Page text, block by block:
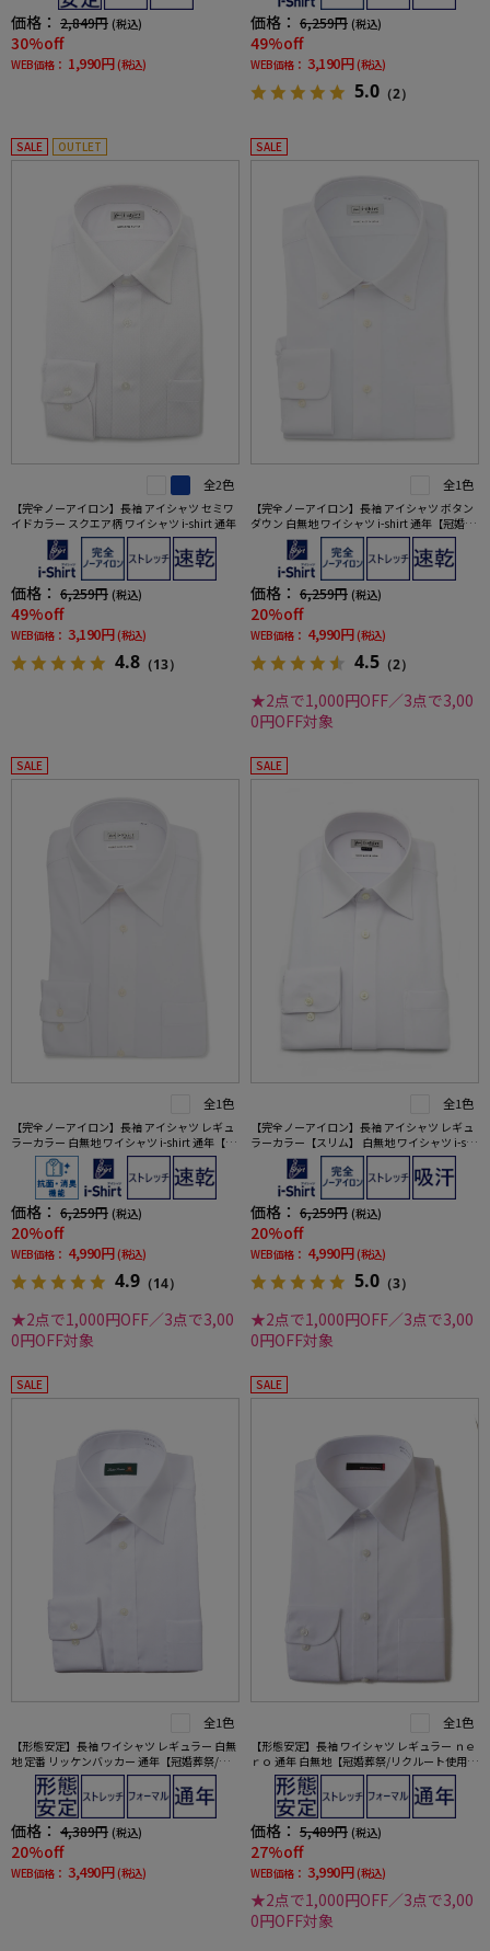
価格： 2,849円 (税込)
30%off
WEB価格： 1,990円 (税込)
価格： 6,259円 (税込)
49%off
WEB価格： 3,190円 (税込)
5.0 （2）
SALE OUTLET
全2色
【完全ノーアイロン】長袖 アイシャツ セミワ
イドカラー スクエア柄 ワイシャツ i-shirt 通年
価格： 6,259円 (税込)
49%off
WEB価格： 3,190円 (税込)
4.8 （13）
SALE
全1色
【完全ノーアイロン】長袖 アイシャツ ボタン
ダウン 白無地 ワイシャツ i-shirt 通年【冠婚葬
祭/リクルート使用可】
価格： 6,259円 (税込)
20%off
WEB価格： 4,990円 (税込)
4.5 （2）
★2点で1,000円OFF／3点で3,00
0円OFF対象
SALE
全1色
【完全ノーアイロン】長袖 アイシャツ レギュ
ラーカラー 白無地 ワイシャツ i-shirt 通年【冠
婚葬祭/リクルート使用可】
価格： 6,259円 (税込)
20%off
WEB価格： 4,990円 (税込)
4.9 （14）
★2点で1,000円OFF／3点で3,00
0円OFF対象
SALE
全1色
【完全ノーアイロン】長袖 アイシャツ レギュ
ラーカラー【スリム】 白無地 ワイシャツ i-shi
rt 通年【冠婚葬祭/リクルート使用可】
価格： 6,259円 (税込)
20%off
WEB価格： 4,990円 (税込)
5.0 （3）
★2点で1,000円OFF／3点で3,00
0円OFF対象
SALE
全1色
【形態安定】長袖 ワイシャツ レギュラー 白無
地 定番 リッケンバッカー 通年【冠婚葬祭/リ
クルート使用可】
価格： 4,389円 (税込)
20%off
WEB価格： 3,490円 (税込)
SALE
全1色
【形態安定】長袖 ワイシャツ レギュラー ｎｅ
ｒｏ 通年 白無地【冠婚葬祭/リクルート使用
価格： 5,489円 (税込)
27%off
WEB価格： 3,990円 (税込)
★2点で1,000円OFF／3点で3,00
0円OFF対象